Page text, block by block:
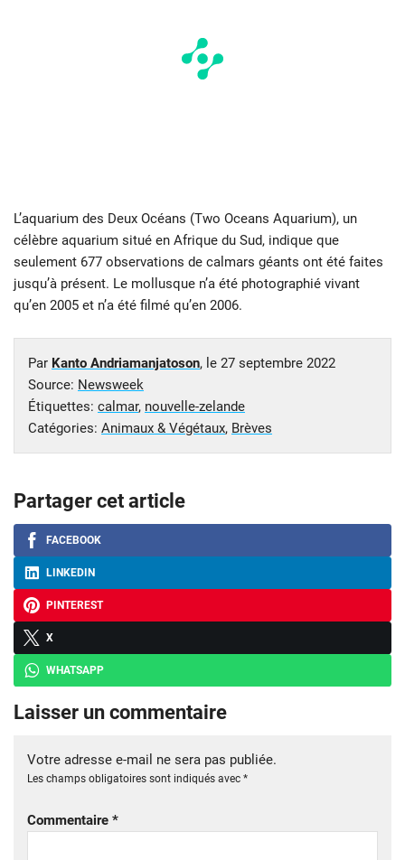
L’aquarium des Deux Océans (Two Oceans Aquarium), un
célèbre aquarium situé en Afrique du Sud, indique que
seulement 677 observations de calmars géants ont été faites
jusqu’à présent. Le mollusque n’a été photographié vivant
qu’en 2005 et n’a été filmé qu’en 2006.
Par Kanto Andriamanjatoson, le 27 septembre 2022
Source: Newsweek
Étiquettes: calmar, nouvelle-zelande
Catégories: Animaux & Végétaux, Brèves
Partager cet article
FACEBOOK
LINKEDIN
PINTEREST
X
WHATSAPP
Laisser un commentaire
Votre adresse e-mail ne sera pas publiée.
Les champs obligatoires sont indiqués avec *
Commentaire *